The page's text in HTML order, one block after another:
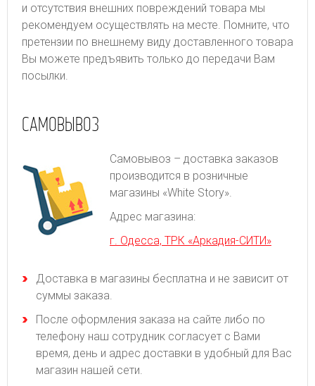
и отсутствия внешних повреждений товара мы
рекомендуем осуществлять на месте. Помните, что
претензии по внешнему виду доставленного товара
Вы можете предъявить только до передачи Вам
посылки.
САМОВЫВОЗ
Самовывоз – доставка заказов
производится в розничные
магазины «White Story».
Адрес магазина:
г. Одесса, ТРК «Аркадия-СИТИ»
Доставка в магазины бесплатна и не зависит от
суммы заказа.
После оформления заказа на сайте либо по
телефону наш сотрудник согласует с Вами
время, день и адрес доставки в удобный для Вас
магазин нашей сети.